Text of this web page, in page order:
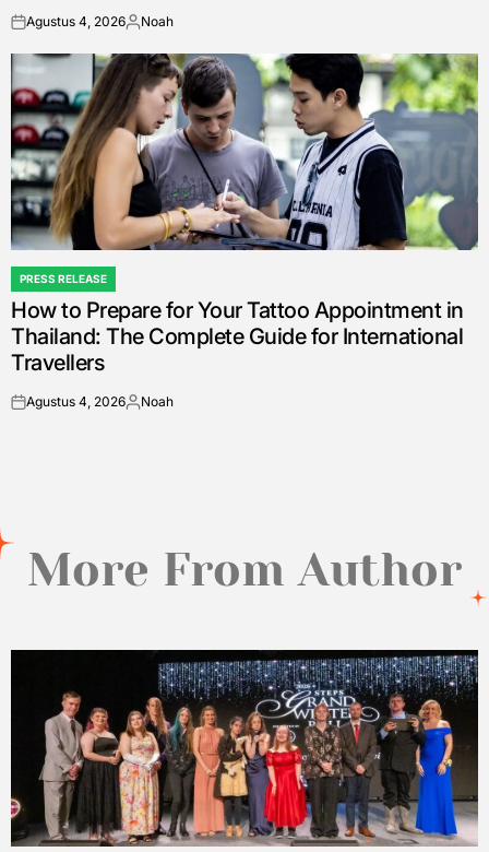
onAgustus 4, 2026Posted
Noah
POSTED
IN
PRESS RELEASE
How to Prepare for Your Tattoo Appointment in
Thailand: The Complete Guide for International
Travellers
onAgustus 4, 2026Posted
Noah
More From Author